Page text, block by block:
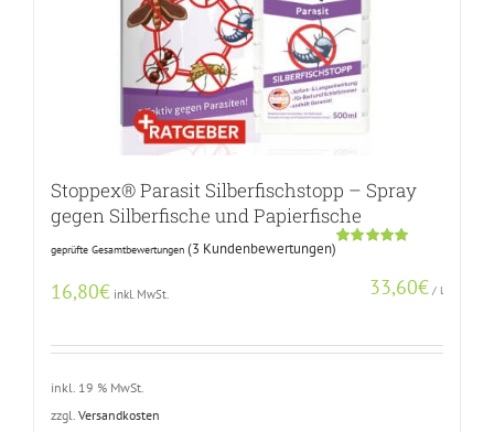
Stoppex® Parasit Silberfischstopp – Spray
gegen Silberfische und Papierfische
von 5,
basierend
geprüfte Gesamtbewertungen (3 Kundenbewertungen)
16,80€ inkl. MwSt. 33,60€ / l
inkl. 19 % MwSt.
zzgl. Versandkosten